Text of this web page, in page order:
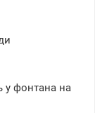
у фонтана на